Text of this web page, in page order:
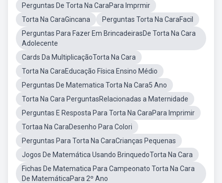
Perguntas De Torta Na CaraPara Imprmir
Torta Na CaraGincana
Perguntas Torta Na CaraFacil
Perguntas Para Fazer Em BrincadeirasDe Torta Na Cara
Adolecente
Cards Da MultiplicaçãoTorta Na Cara
Torta Na CaraEducação Física Ensino Médio
Perguntas De Matematica Torta Na Cara5 Ano
Torta Na Cara PerguntasRelacionadas a Maternidade
Perguntas E Resposta Para Torta Na CaraPara Imprimir
Tortaa Na CaraDesenho Para Colori
Perguntas Para Torta Na CaraCrianças Pequenas
Jogos De Matemática Usando BrinquedoTorta Na Cara
Fichas De Matematica Para Campeonato Torta Na Cara
De MatemáticaPara 2º Ano